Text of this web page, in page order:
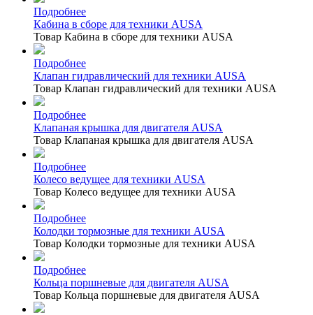
Подробнее
Кабина в сборе для техники AUSA
Товар Кабина в сборе для техники AUSA
Подробнее
Клапан гидравлический для техники AUSA
Товар Клапан гидравлический для техники AUSA
Подробнее
Клапаная крышка для двигателя AUSA
Товар Клапаная крышка для двигателя AUSA
Подробнее
Колесо ведущее для техники AUSA
Товар Колесо ведущее для техники AUSA
Подробнее
Колодки тормозные для техники AUSA
Товар Колодки тормозные для техники AUSA
Подробнее
Кольца поршневые для двигателя AUSA
Товар Кольца поршневые для двигателя AUSA